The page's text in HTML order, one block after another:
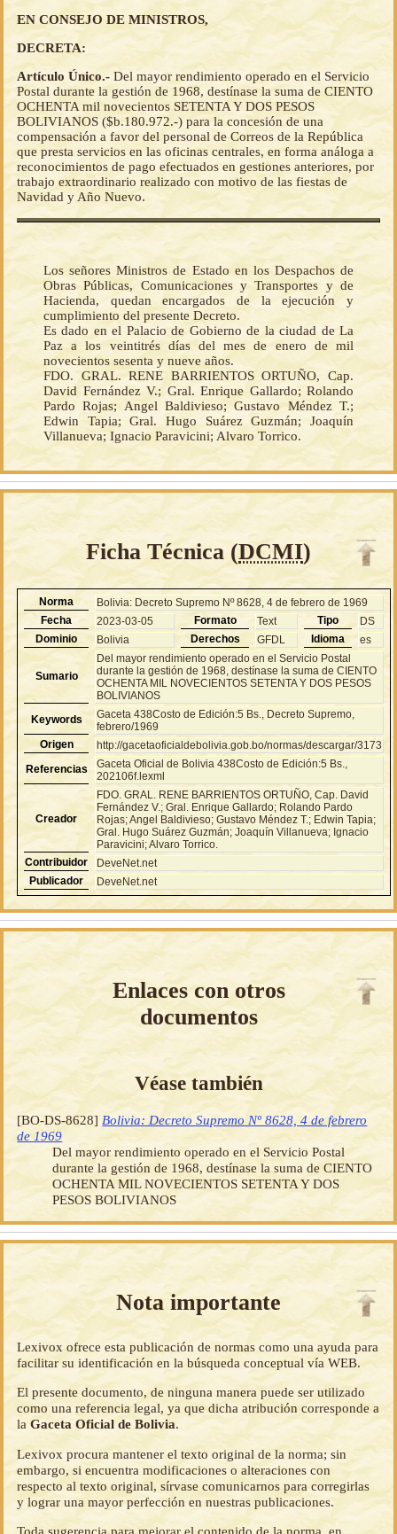
EN CONSEJO DE MINISTROS,
DECRETA:
Artículo Único.- Del mayor rendimiento operado en el Servicio
Postal durante la gestión de 1968, destínase la suma de CIENTO
OCHENTA mil novecientos SETENTA Y DOS PESOS
BOLIVIANOS ($b.180.972.-) para la concesión de una
compensación a favor del personal de Correos de la República
que presta servicios en las oficinas centrales, en forma análoga a
reconocimientos de pago efectuados en gestiones anteriores, por
trabajo extraordinario realizado con motivo de las fiestas de
Navidad y Año Nuevo.
Los señores Ministros de Estado en los Despachos de
Obras Públicas, Comunicaciones y Transportes y de
Hacienda, quedan encargados de la ejecución y
cumplimiento del presente Decreto.
Es dado en el Palacio de Gobierno de la ciudad de La
Paz a los veintitrés días del mes de enero de mil
novecientos sesenta y nueve años.
FDO. GRAL. RENE BARRIENTOS ORTUÑO, Cap.
David Fernández V.; Gral. Enrique Gallardo; Rolando
Pardo Rojas; Angel Baldivieso; Gustavo Méndez T.;
Edwin Tapia; Gral. Hugo Suárez Guzmán; Joaquín
Villanueva; Ignacio Paravicini; Alvaro Torrico.
Ficha Técnica (DCMI)
Norma
Bolivia: Decreto Supremo Nº 8628, 4 de febrero de 1969
Fecha
2023-03-05 Formato Text Tipo
DS
Dominio
Bolivia Derechos GFDL Idioma es
Sumario
Del mayor rendimiento operado en el Servicio Postal
durante la gestión de 1968, destínase la suma de CIENTO
OCHENTA MIL NOVECIENTOS SETENTA Y DOS PESOS
BOLIVIANOS
Keywords
Gaceta 438Costo de Edición:5 Bs., Decreto Supremo,
febrero/1969
Origen
http://gacetaoficialdebolivia.gob.bo/normas/descargar/3173
Referencias
Gaceta Oficial de Bolivia 438Costo de Edición:5 Bs.,
202106f.lexml
Creador
FDO. GRAL. RENE BARRIENTOS ORTUÑO, Cap. David
Fernández V.; Gral. Enrique Gallardo; Rolando Pardo
Rojas; Angel Baldivieso; Gustavo Méndez T.; Edwin Tapia;
Gral. Hugo Suárez Guzmán; Joaquín Villanueva; Ignacio
Paravicini; Alvaro Torrico.
Contribuidor
DeveNet.net
Publicador
DeveNet.net
Enlaces con otros
documentos
Véase también
[BO-DS-8628] Bolivia: Decreto Supremo Nº 8628, 4 de febrero
de 1969
Del mayor rendimiento operado en el Servicio Postal
durante la gestión de 1968, destínase la suma de CIENTO
OCHENTA MIL NOVECIENTOS SETENTA Y DOS
PESOS BOLIVIANOS
Nota importante
Lexivox ofrece esta publicación de normas como una ayuda para
facilitar su identificación en la búsqueda conceptual vía WEB.
El presente documento, de ninguna manera puede ser utilizado
como una referencia legal, ya que dicha atribución corresponde a
laGaceta Oficial de Bolivia.
Lexivox procura mantener el texto original de la norma; sin
embargo, si encuentra modificaciones o alteraciones con
respecto al texto original, sírvase comunicarnos para corregirlas
y lograr una mayor perfección en nuestras publicaciones.
Toda sugerencia para mejorar el contenido de la norma, en